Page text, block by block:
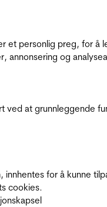
et personlig preg, for
annonsering og
at grunnleggende
for å kunne
cookies.